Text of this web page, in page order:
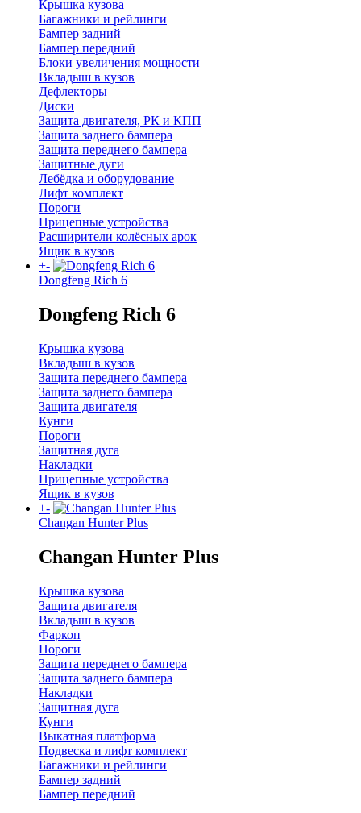
Крышка кузова
Багажники и рейлинги
Бампер задний
Бампер передний
Блоки увеличения мощности
Вкладыш в кузов
Дефлекторы
Диски
Защита двигателя, РК и КПП
Защита заднего бампера
Защита переднего бампера
Защитные дуги
Лебёдка и оборудование
Лифт комплект
Пороги
Прицепные устройства
Расширители колёсных арок
Ящик в кузов
+-
Dongfeng Rich 6
Dongfeng Rich 6
Крышка кузова
Вкладыш в кузов
Защита переднего бампера
Защита заднего бампера
Защита двигателя
Кунги
Пороги
Защитная дуга
Накладки
Прицепные устройства
Ящик в кузов
+-
Changan Hunter Plus
Changan Hunter Plus
Крышка кузова
Защита двигателя
Вкладыш в кузов
Фаркоп
Пороги
Защита переднего бампера
Защита заднего бампера
Накладки
Защитная дуга
Кунги
Выкатная платформа
Подвеска и лифт комплект
Багажники и рейлинги
Бампер задний
Бампер передний